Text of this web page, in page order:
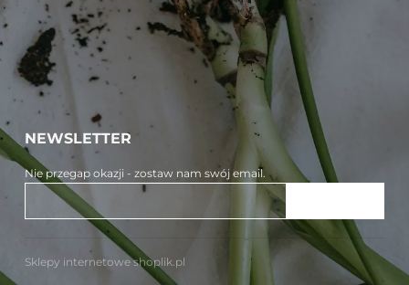
NEWSLETTER
Nie przegap okazji - zostaw nam swój email.
Sklepy internetowe shoplik.pl